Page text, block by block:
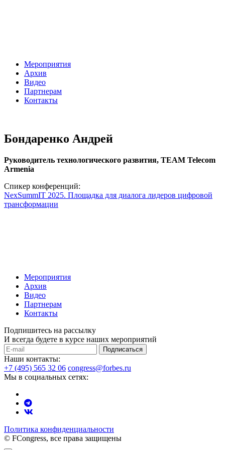
Мероприятия
Архив
Видео
Партнерам
Контакты
Бондаренко Андрей
Руководитель технологического развития, TEAM Telecom
Armenia
Спикер конференций:
NexSummIT 2025. Площадка для диалога лидеров цифровой
трансформации
Мероприятия
Архив
Видео
Партнерам
Контакты
Подпишитесь на рассылку
И всегда будете в курсе наших мероприятий
Подписаться
Наши контакты:
+7 (495) 565 32 06 congress@forbes.ru
Мы в социальных сетях:
Политика конфиденциальности
© FCongress, все права защищены